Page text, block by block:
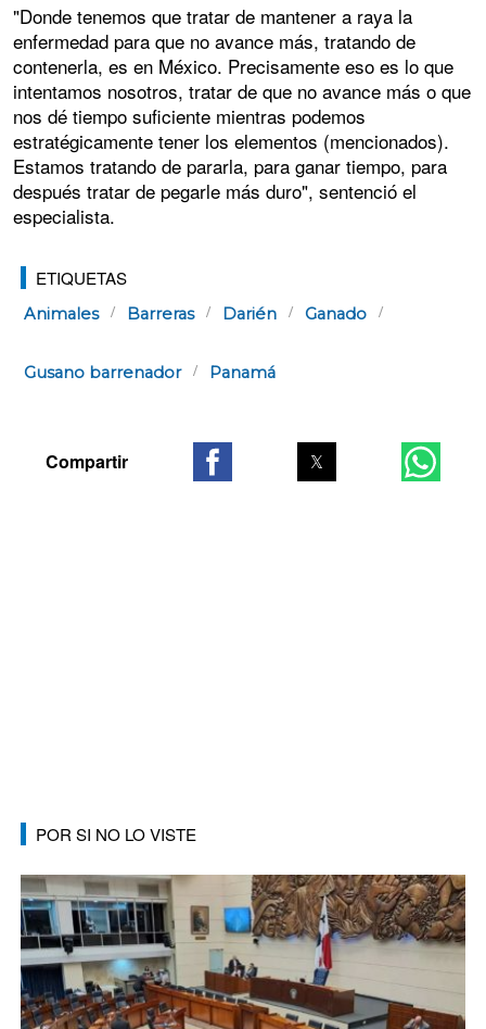
"Donde tenemos que tratar de mantener a raya la
enfermedad para que no avance más, tratando de
contenerla, es en México. Precisamente eso es lo que
intentamos nosotros, tratar de que no avance más o que
nos dé tiempo suficiente mientras podemos
estratégicamente tener los elementos (mencionados).
Estamos tratando de pararla, para ganar tiempo, para
después tratar de pegarle más duro", sentenció el
especialista.
ETIQUETAS
Animales Barreras Darién Ganado
Gusano barrenador Panamá
POR SI NO LO VISTE